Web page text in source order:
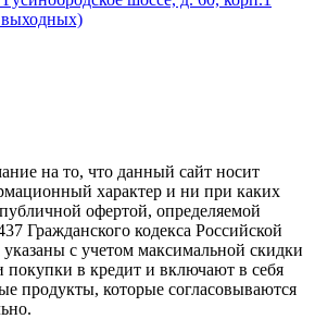
выходных)
на то, что данный сайт носит
характер и ни при каких
офертой, определяемой
Гражданского кодекса Российской
с учетом максимальной скидки
покупки в кредит и включают в себя
продукты, которые согласовываются